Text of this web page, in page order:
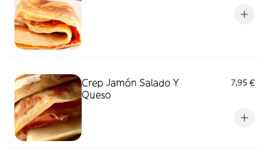
Crep Jamón Salado Y
Queso
7,95 €